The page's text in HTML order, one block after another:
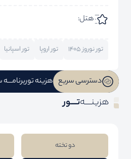
هتل:
تور نوروز 1405 تور اروپا تور اسپانیا
دسترسی سریع هزینه تور
هزینــــهتــــور
دو تخته